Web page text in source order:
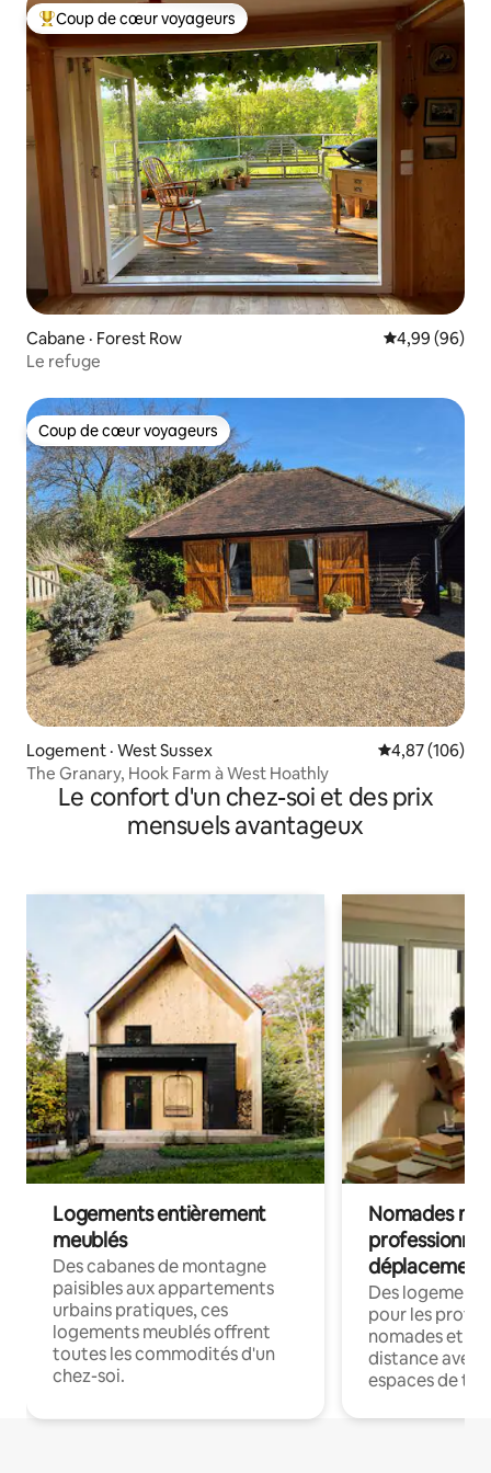
Coup de cœur voyageurs parmi les plus aimés
Coup de cœur voyageurs
Cabane · Forest Row Note
4,99 (96)
Le refuge
Coup de cœur voyageurs
Coup de cœur voyageurs
Logement · West Sussex Note
4,87 (106)
The Granary, Hook Farm à West Hoathly
Le confort d'un chez-soi et des prix
mensuels avantageux
Logements entièrement
meublés
Des cabanes de montagne
paisibles aux appartements
urbains pratiques, ces
logements meublés offrent
toutes les commodités d'un
chez-soi.
Nomades
déplacement
Des
pour les
nomades et
distance avec
espaces de